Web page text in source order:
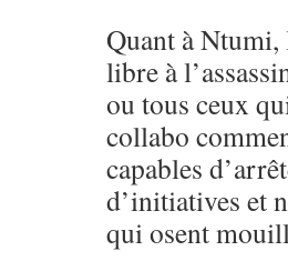
Quant à Ntumi,
libre à
ou tous ceux
collabo
capables
d’initiatives et
qui osent